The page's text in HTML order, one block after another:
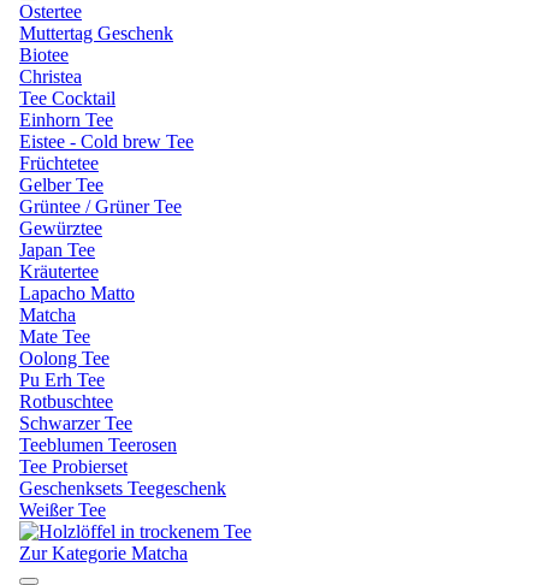
Ostertee
Muttertag Geschenk
Biotee
Christea
Tee Cocktail
Einhorn Tee
Eistee - Cold brew Tee
Früchtetee
Gelber Tee
Grüntee / Grüner Tee
Gewürztee
Japan Tee
Kräutertee
Lapacho Matto
Matcha
Mate Tee
Oolong Tee
Pu Erh Tee
Rotbuschtee
Schwarzer Tee
Teeblumen Teerosen
Tee Probierset
Geschenksets Teegeschenk
Weißer Tee
Zur Kategorie Matcha